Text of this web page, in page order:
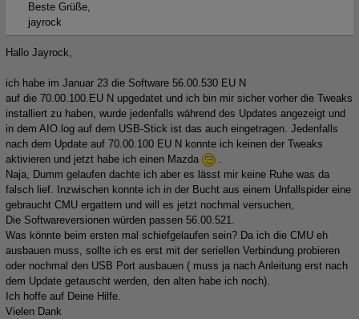
Beste Grüße,
jayrock
Hallo Jayrock,
ich habe im Januar 23 die Software 56.00.530 EU N
auf die 70.00.100.EU N upgedatet und ich bin mir sicher vorher die Tweaks
installiert zu haben, wurde jedenfalls während des Updates angezeigt und
in dem AIO.log auf dem USB-Stick ist das auch eingetragen. Jedenfalls
nach dem Update auf 70.00.100 EU N konnte ich keinen der Tweaks
aktivieren und jetzt habe ich einen Mazda
.
Naja, Dumm gelaufen dachte ich aber es lässt mir keine Ruhe was da
falsch lief. Inzwischen konnte ich in der Bucht aus einem Unfallspider eine
gebraucht CMU ergattern und will es jetzt nochmal versuchen,
Die Softwareversionen würden passen 56.00.521.
Was könnte beim ersten mal schiefgelaufen sein? Da ich die CMU eh
ausbauen muss, sollte ich es erst mit der seriellen Verbindung probieren
oder nochmal den USB Port ausbauen ( muss ja nach Anleitung erst nach
dem Update getauscht werden, den alten habe ich noch).
Ich hoffe auf Deine Hilfe.
Vielen Dank